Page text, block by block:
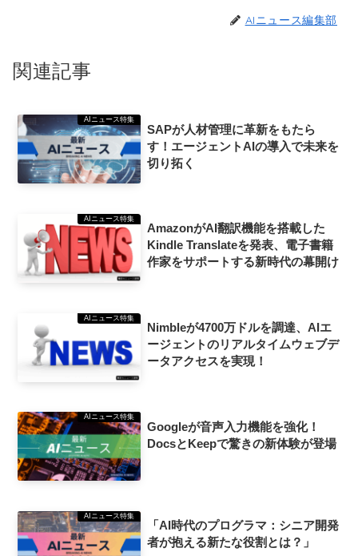
AIニュース編集部
関連記事
AIニュース特集
SAPが人材管理に革新をもたら
す！エージェントAIの導入で未来を
切り拓く
AIニュース特集
AmazonがAI翻訳機能を搭載した
Kindle Translateを発表、電子書籍
作家をサポートする新時代の幕開け
AIニュース特集
Nimbleが4700万ドルを調達、AIエ
ージェントのリアルタイムウェブデ
ータアクセスを実現！
AIニュース特集
Googleが音声入力機能を強化！
DocsとKeepで驚きの新体験が登場
AIニュース特集
「AI時代のプログラマ：シニア開発
者が抱える新たな役割とは？」